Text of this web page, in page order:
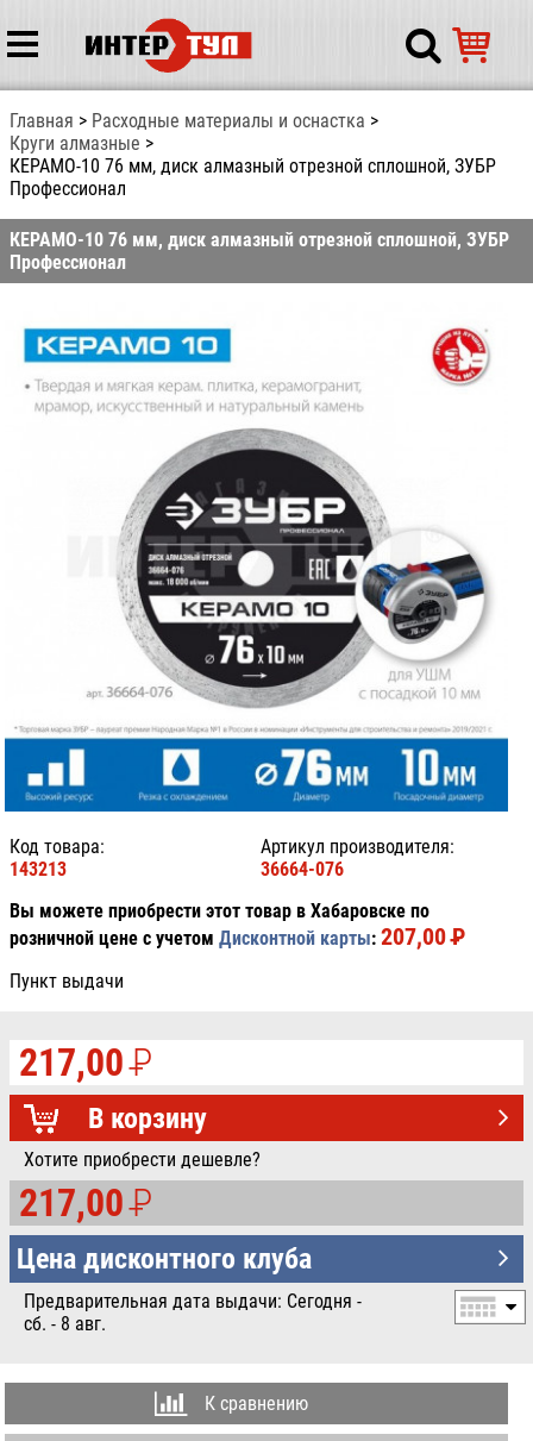
Главная
Расходные материалы и оснастка
Круги алмазные
КЕРАМО-10 76 мм, диск алмазный отрезной сплошной, ЗУБР
Профессионал
КЕРАМО-10 76 мм, диск алмазный отрезной сплошной, ЗУБР
Профессионал
Код товара:
143213
Артикул производителя:
36664-076
Вы можете приобрести этот товар в Хабаровске по
розничной цене с учетом Дисконтной карты: 207,00PУБ.
Пункт выдачи
217,00P
УБ.
В корзину
Хотите приобрести дешевле?
217,00P
УБ.
Цена дисконтного клуба
Предварительная дата выдачи: Сегодня -
сб. - 8 авг.
К сравнению